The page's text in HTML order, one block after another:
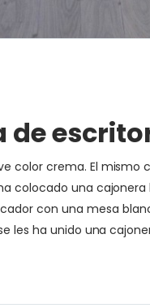
de
color crema. El
colocado una
con una mesa
les ha unido una